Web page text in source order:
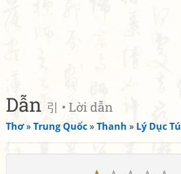
Dẫn 引 • Lời dẫn
Thơ»Trung Quốc»Thanh » Lý Dục Tú